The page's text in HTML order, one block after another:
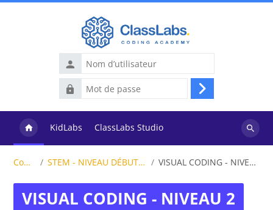
Nom
d’utilisateur
Mot
de
Connexion
KidLabs ClassLabs Studio
cours
Cours STEM - NIVEAU DÉBUTANT VISUAL CODING - NIVEAU 2
VISUAL CODING - NIVEAU 2